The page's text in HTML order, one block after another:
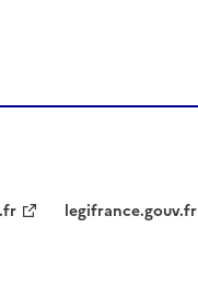
legifrance.gouv.fr